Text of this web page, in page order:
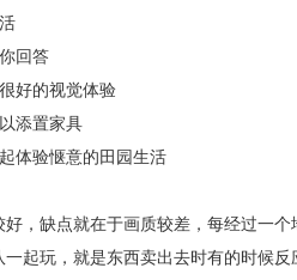
回答
好的视觉体验
添置家具
体验惬意的田园生活
缺点就在于画质较差，每经过一个
起玩，就是东西卖出去时有的时候